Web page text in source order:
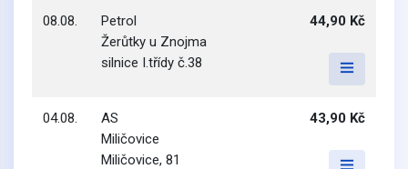
08.08.
Petrol
Žerůtky u Znojma
silnice I.třídy č.38
44,90 Kč
04.08.
AS
Miličovice
Miličovice, 81
43,90 Kč